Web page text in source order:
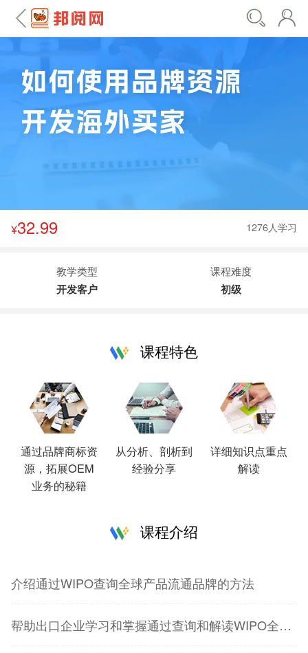
¥32.99 1276人学习
教学类型
开发客户
课程难度
初级
课程特色
通过品牌商标资
源，拓展OEM
业务的秘籍
从分析、剖析到
经验分享
详细知识点重点
解读
课程介绍
介绍通过WIPO查询全球产品流通品牌的方法
帮助出口企业学习和掌握通过查询和解读WIPO全球品牌商标库获取OEM业务的源头采购商的方法